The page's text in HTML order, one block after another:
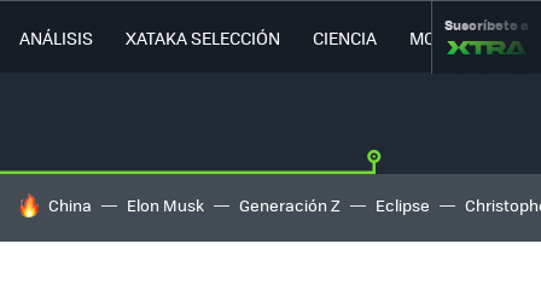
ANÁLISIS XATAKA SELECCIÓN CIENCIA MOVILIDAD
Suscríbete a
HOY SE HABLA DE
China Elon Musk Generación Z Eclipse